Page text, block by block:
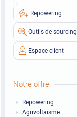
Repowering
Outils de sourcing
Espace client
Notre offre
Repowering
Agrivoltaïsme